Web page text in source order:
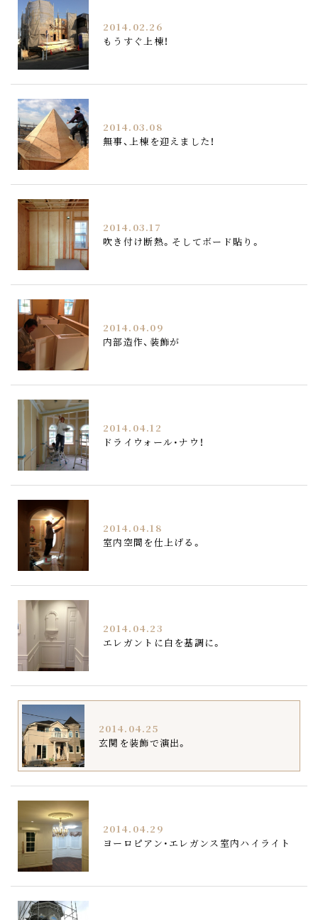
2014.02.26
もうすぐ上棟！
2014.03.08
無事、上棟を迎えました！
2014.03.17
吹き付け断熱。そしてボード貼り。
2014.04.09
内部造作、装飾が
2014.04.12
ドライウォール・ナウ！
2014.04.18
室内空間を仕上げる。
2014.04.23
エレガントに白を基調に。
2014.04.25
玄関を装飾で演出。
2014.04.29
ヨーロピアン・エレガンス室内ハイライト